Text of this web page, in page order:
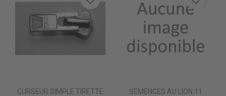
CURSEUR SIMPLE TIRETTE
SEMENCES AU LION 11